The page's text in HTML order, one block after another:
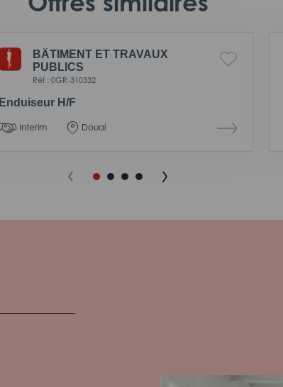
BÂTIMENT ET TRAVAUX
PUBLICS
Réf : 0GR-310332
Enduiseur H/F
Interim Douai